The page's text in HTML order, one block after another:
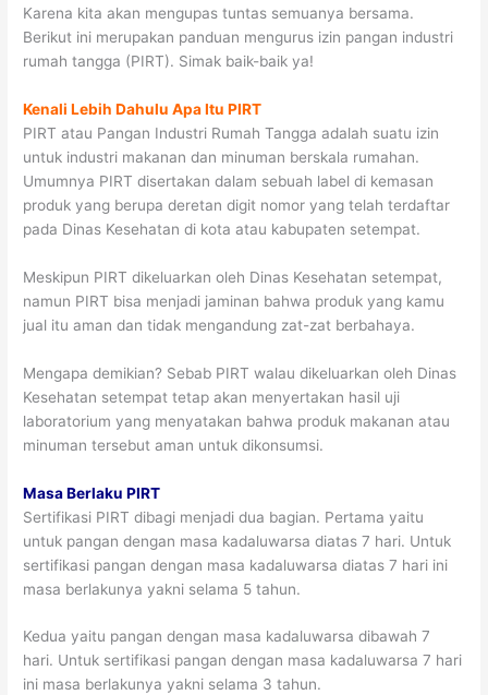
Karena kita akan mengupas tuntas semuanya bersama.
Berikut ini merupakan panduan mengurus izin pangan industri
rumah tangga (PIRT). Simak baik-baik ya!
Kenali Lebih Dahulu Apa Itu PIRT
PIRT atau Pangan Industri Rumah Tangga adalah suatu izin
untuk industri makanan dan minuman berskala rumahan.
Umumnya PIRT disertakan dalam sebuah label di kemasan
produk yang berupa deretan digit nomor yang telah terdaftar
pada Dinas Kesehatan di kota atau kabupaten setempat.
Meskipun PIRT dikeluarkan oleh Dinas Kesehatan setempat,
namun PIRT bisa menjadi jaminan bahwa produk yang kamu
jual itu aman dan tidak mengandung zat-zat berbahaya.
Mengapa demikian? Sebab PIRT walau dikeluarkan oleh Dinas
Kesehatan setempat tetap akan menyertakan hasil uji
laboratorium yang menyatakan bahwa produk makanan atau
minuman tersebut aman untuk dikonsumsi.
Masa Berlaku PIRT
Sertifikasi PIRT dibagi menjadi dua bagian. Pertama yaitu
untuk pangan dengan masa kadaluwarsa diatas 7 hari. Untuk
sertifikasi pangan dengan masa kadaluwarsa diatas 7 hari ini
masa berlakunya yakni selama 5 tahun.
Kedua yaitu pangan dengan masa kadaluwarsa dibawah 7
hari. Untuk sertifikasi pangan dengan masa kadaluwarsa 7 hari
ini masa berlakunya yakni selama 3 tahun.